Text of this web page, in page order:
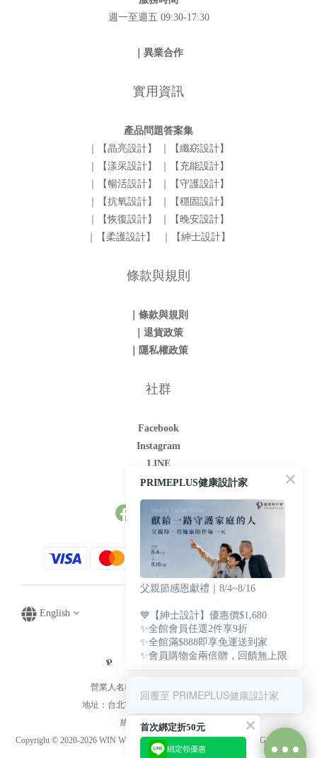
週一至週五 09:30-17:30
｜異業合作
實用資訊
產品問題答案集
｜【晶亮設計】
｜【纖窈設計】
｜【漾采設計】
｜【充能設計】
｜【暢活設計】
｜【守護設計】
｜【抗氧設計】
｜【穩固設計】
｜【恢復設計】
｜【晚安設計】
｜【柔護設計】
｜【紳士設計】
條款與規則
｜條款與規則
｜退貨政策
｜隱私權政策
社群
Facebook
Instagram
LINE
Youtube
English
營業人名稱：文華生技貿易有限公司
地址：台北市中山區中山北路1段82號9樓
統一編號：85000585
Copyright © 2020-2026 WIN WORLD BIOTECHNOLOGY TRADING CO.,LTD.
PRIMEPLUS健康設計家
父親節感恩獻禮｜8/4~8/16
💙【紳士設計】優惠價$1,680
✨全館會員任選2件享9折
✨全館滿$888即享免運送到家
✨會員購物金兩倍贈，回饋無上限
回覆至 PRIMEPLUS健康設計家
首次綁定折50元
綁定領優惠